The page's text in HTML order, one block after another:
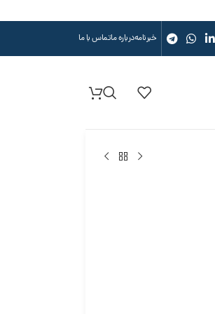
خبرنامهدرباره ماتماس با ما